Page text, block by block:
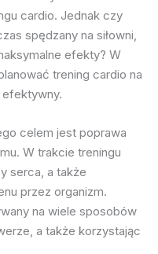
cardio. Jednak czy
spędzany na siłowni,
efekty? W
trening cardio na
efektywny.
celem jest poprawa
W trakcie treningu
serca, a także
przez organizm.
na wiele sposobów
a także korzystając